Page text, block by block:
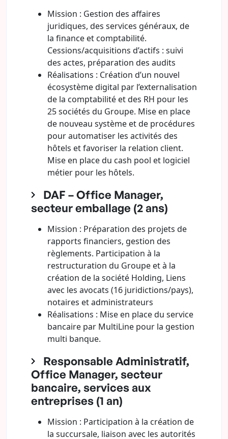
Mission : Gestion des affaires
juridiques, des services généraux, de
la finance et comptabilité.
Cessions/acquisitions d’actifs : suivi
des actes, préparation des audits
Réalisations : Création d’un nouvel
écosystème digital par l’externalisation
de la comptabilité et des RH pour les
25 sociétés du Groupe. Mise en place
de nouveau système et de procédures
pour automatiser les activités des
hôtels et favoriser la relation client.
Mise en place du cash pool et logiciel
métier pour les hôtels.
DAF – Office Manager,
secteur emballage (2 ans)
Mission : Préparation des projets de
rapports financiers, gestion des
règlements. Participation à la
restructuration du Groupe et à la
création de la société Holding, Liens
avec les avocats (16 juridictions/pays),
notaires et administrateurs
Réalisations : Mise en place du service
bancaire par MultiLine pour la gestion
multi banque.
Responsable Administratif,
Office Manager, secteur
bancaire, services aux
entreprises (1 an)
Mission : Participation à la création de
la succursale, liaison avec les autorités